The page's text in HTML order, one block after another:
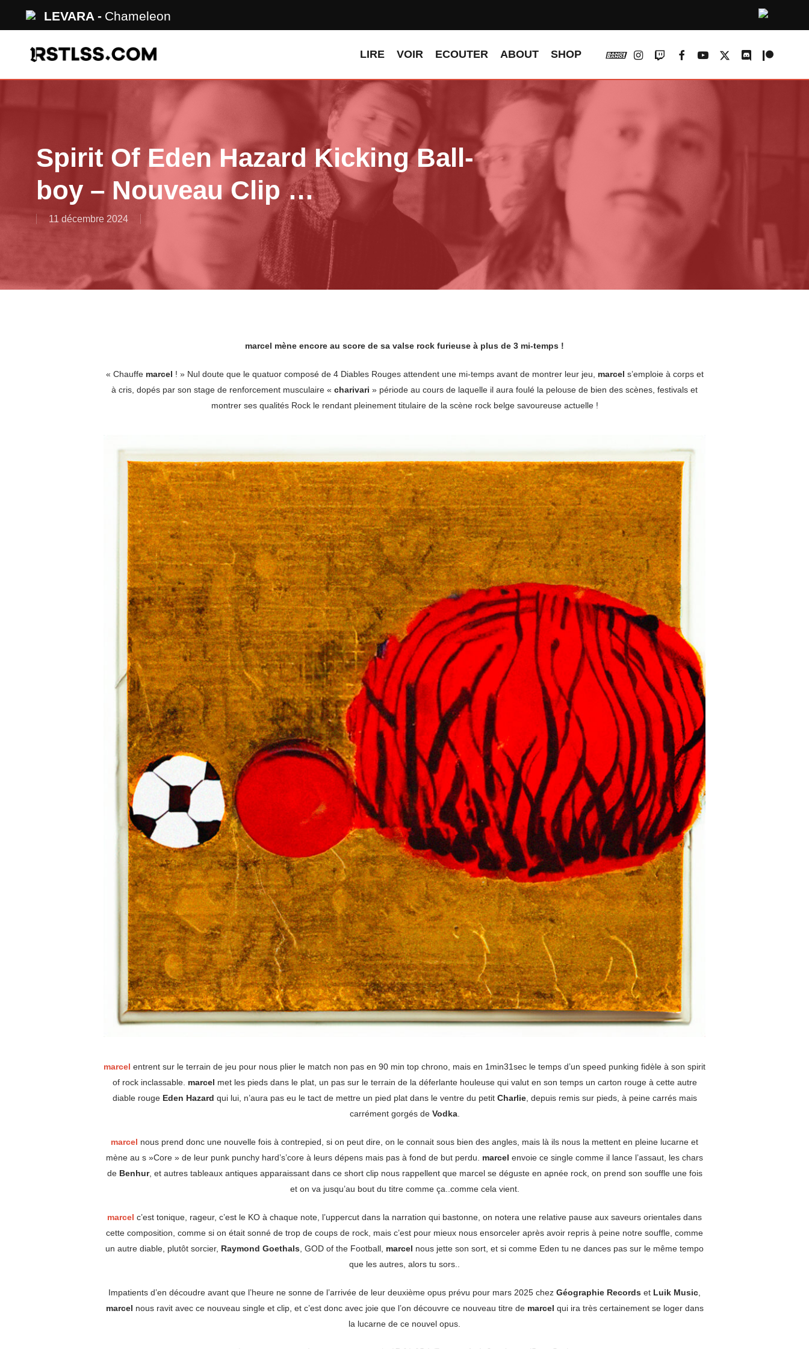
LEVARA Chameleon
LIRE VOIR ECOUTER ABOUT SHOP vk instagram
twitchfacebookyoutube
x-
discordpatreon
Spirit Of Eden Hazard Kicking Ball-
boy – Nouveau Clip …
11 décembre 2024
marcel mène encore au score de sa valse rock furieuse à plus de 3 mi-temps !
« Chauffe marcel ! » Nul doute que le quatuor composé de 4 Diables Rouges attendent une mi-temps avant de montrer leur jeu, marcel s’emploie à corps et
à cris, dopés par son stage de renforcement musculaire « charivari » période au cours de laquelle il aura foulé la pelouse de bien des scènes, festivals et
montrer ses qualités Rock le rendant pleinement titulaire de la scène rock belge savoureuse actuelle !
marcel entrent sur le terrain de jeu pour nous plier le match non pas en 90 min top chrono, mais en 1min31sec le temps d’un speed punking fidèle à son spirit
of rock inclassable. marcel met les pieds dans le plat, un pas sur le terrain de la déferlante houleuse qui valut en son temps un carton rouge à cette autre
diable rouge Eden Hazard qui lui, n’aura pas eu le tact de mettre un pied plat dans le ventre du petit Charlie, depuis remis sur pieds, à peine carrés mais
carrément gorgés de Vodka.
marcel nous prend donc une nouvelle fois à contrepied, si on peut dire, on le connait sous bien des angles, mais là ils nous la mettent en pleine lucarne et
mène au s »Core » de leur punk punchy hard’s’core à leurs dépens mais pas à fond de but perdu. marcel envoie ce single comme il lance l’assaut, les chars
de Benhur, et autres tableaux antiques apparaissant dans ce short clip nous rappellent que marcel se déguste en apnée rock, on prend son souffle une fois
et on va jusqu’au bout du titre comme ça..comme cela vient.
marcel c’est tonique, rageur, c’est le KO à chaque note, l’uppercut dans la narration qui bastonne, on notera une relative pause aux saveurs orientales dans
cette composition, comme si on était sonné de trop de coups de rock, mais c’est pour mieux nous ensorceler après avoir repris à peine notre souffle, comme
un autre diable, plutôt sorcier, Raymond Goethals , GOD of the Football, marcel nous jette son sort, et si comme Eden tu ne dances pas sur le même tempo
que les autres, alors tu sors..
Impatients d’en découdre avant que l’heure ne sonne de l’arrivée de leur deuxième opus prévu pour mars 2025 chez Géographie Records et Luik Music
marcel nous ravit avec ce nouveau single et clip, et c’est donc avec joie que l’on découvre ce nouveau titre de marcel qui ira très certainement se loger dans
la lucarne de ce nouvel opus.